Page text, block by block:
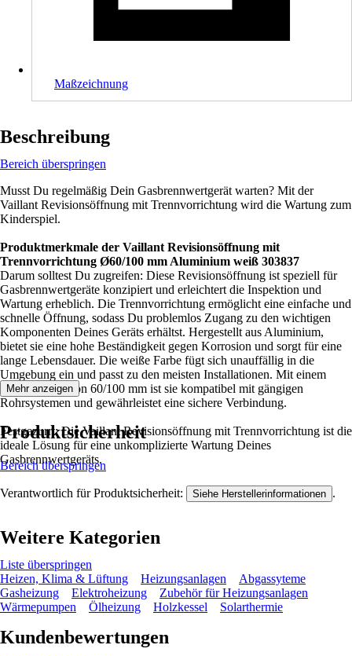
Maßzeichnung
Beschreibung
Bereich überspringen
Musst Du regelmäßig Dein Gasbrennwertgerät warten? Mit der
Vaillant Revisionsöffnung mit Trennvorrichtung wird die Wartung zum
Kinderspiel.
Produktmerkmale der Vaillant Revisionsöffnung mit
Trennvorrichtung Ø60/100 mm Aluminium weiß 303837
Darum solltest Du zugreifen: Diese Revisionsöffnung ist speziell für
Gasbrennwertgeräte konzipiert und erleichtert die Inspektion und
Wartung erheblich. Die Trennvorrichtung ermöglicht eine einfache und
schnelle Öffnung, sodass Du problemlos Zugang zu den wichtigen
Komponenten Deines Geräts erhältst. Hergestellt aus Aluminium,
bietet sie eine hohe Beständigkeit gegen Korrosion und sorgt für eine
lange Lebensdauer. Die weiße Farbe fügt sich unauffällig in die
Umgebung ein und passt zu den meisten Installationen. Mit einem
Durchmesser von 60/100 mm ist sie kompatibel mit gängigen
Rohrsystemen und gewährleistet eine sichere Verbindung.
Festgezurrt: Die Vaillant Revisionsöffnung mit Trennvorrichtung ist die
ideale Lösung für eine unkomplizierte Wartung Deines
Gasbrennwertgeräts.
Mehr anzeigen
Produktsicherheit
Bereich überspringen
Verantwortlich für Produktsicherheit: Siehe Herstellerinformationen .
Weitere Kategorien
Liste überspringen
Heizen, Klima & Lüftung
Heizungsanlagen
Abgassyteme
Gasheizung
Elektroheizung
Zubehör für Heizungsanlagen
Wärmepumpen
Ölheizung Holzkessel Solarthermie
Kundenbewertungen